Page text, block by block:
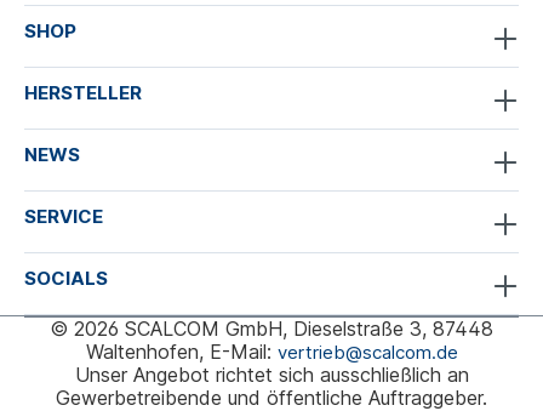
SHOP
HERSTELLER
NEWS
SERVICE
SOCIALS
© 2026 SCALCOM GmbH, Dieselstraße 3, 87448
Waltenhofen, E-Mail: vertrieb@scalcom.de
Unser Angebot richtet sich ausschließlich an
Gewerbetreibende und öffentliche Auftraggeber.